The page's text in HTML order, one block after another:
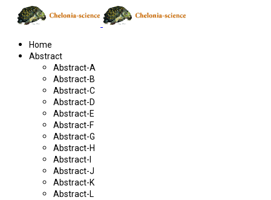
Home
Abstract
Abstract-A
Abstract-B
Abstract-C
Abstract-D
Abstract-E
Abstract-F
Abstract-G
Abstract-H
Abstract-I
Abstract-J
Abstract-K
Abstract-L